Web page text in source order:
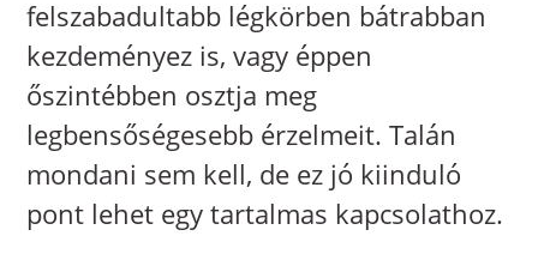
felszabadultabb légkörben bátrabban
kezdeményez is, vagy éppen
őszintébben osztja meg
legbensőségesebb érzelmeit. Talán
mondani sem kell, de ez jó kiinduló
pont lehet egy tartalmas kapcsolathoz.